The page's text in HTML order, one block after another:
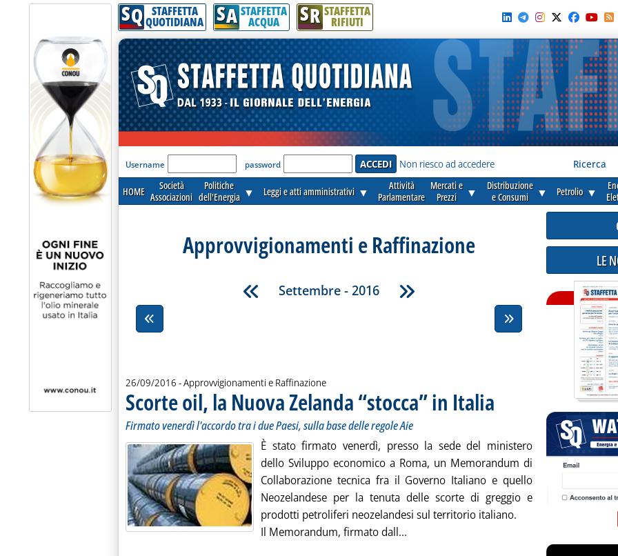
SQ STAFFETTA
QUOTIDIANA SA STAFFETTA
ACQUA SR STAFFETTA
RIFIUTI
'Modulo Login per accedere'
Username password Non riesco ad accedere Ricerca
HOME
Società
Associazioni
Politiche
dell'Energia ▼ Leggi e atti amministrativi ▼
Attività
Parlamentare
Mercati e
Prezzi
▼
Distribuzione
e Consumi
▼ Petrolio ▼
Approvvigionamenti e Raffinazione
Settembre - 2016
26/09/2016 - Approvvigionamenti e Raffinazione
Scorte oil, la Nuova Zelanda “stocca” in Italia . Sottotitolo: Firmato venerdì
. Pubblicata lunedì 26 settembre
Firmato venerdì l'accordo tra i due Paesi, sulla base delle regole Aie
È stato firmato venerdì, presso la sede del ministero
dello Sviluppo economico a Roma, un Memorandum di
Collaborazione tecnica fra il Governo Italiano e quello
Neozelandese per la tenuta delle scorte di greggio e
prodotti petroliferi neozelandesi sul territorio italiano.
Il Memorandum, firmato dall... Leggi tutta la notizia: 'Scorte oil, la Nuova
LE